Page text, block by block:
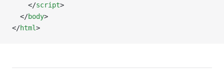
    </
script>
  </
body>
</html>